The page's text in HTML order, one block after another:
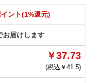
ント(1%還元)
お届けします
￥37.73
(税込￥ 41.5)